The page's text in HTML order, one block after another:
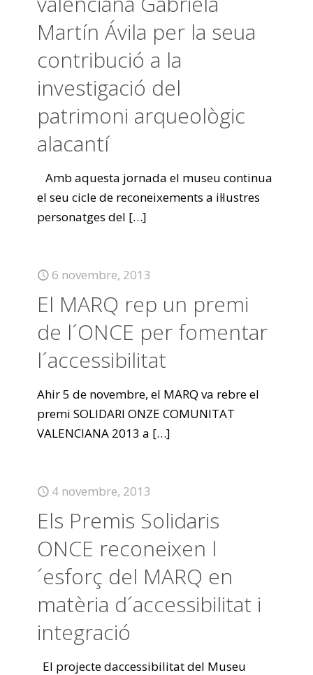
Martín Ávila per la seua
contribució a la
investigació del
patrimoni arqueològic
alacantí
Amb aquesta jornada el museu continua
el seu cicle de reconeixements a il·lustres
personatges del […]
6 novembre, 2013
El MARQ rep un premi
de l´ONCE per fomentar
l´accessibilitat
Ahir 5 de novembre, el MARQ va rebre el
premi SOLIDARI ONZE COMUNITAT
VALENCIANA 2013 a […]
4 novembre, 2013
Els Premis Solidaris
ONCE reconeixen l
´esforç del MARQ en
matèria d´accessibilitat i
integració
El projecte daccessibilitat del Museu